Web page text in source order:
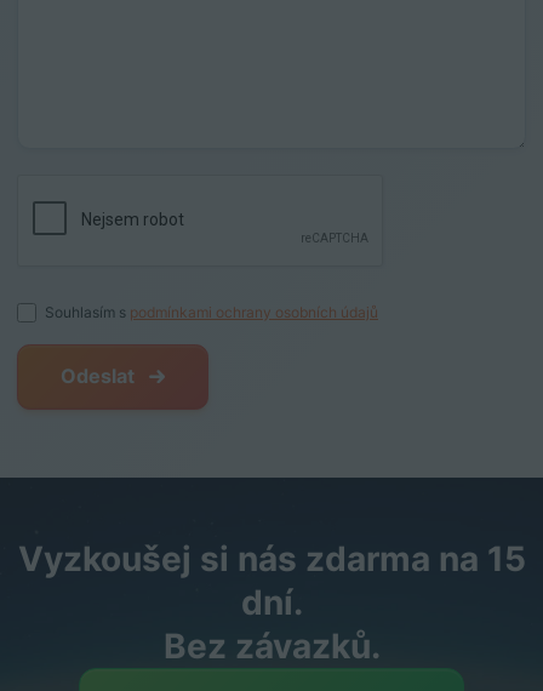
Souhlasím s podmínkami ochrany osobních údajů
Odeslat
Vyzkoušej si nás zdarma na 15
dní.
Bez závazků.